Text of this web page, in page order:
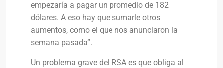
empezaría a pagar un promedio de 182
dólares. A eso hay que sumarle otros
aumentos, como el que nos anunciaron la
semana pasada”.
Un problema grave del RSA es que obliga al